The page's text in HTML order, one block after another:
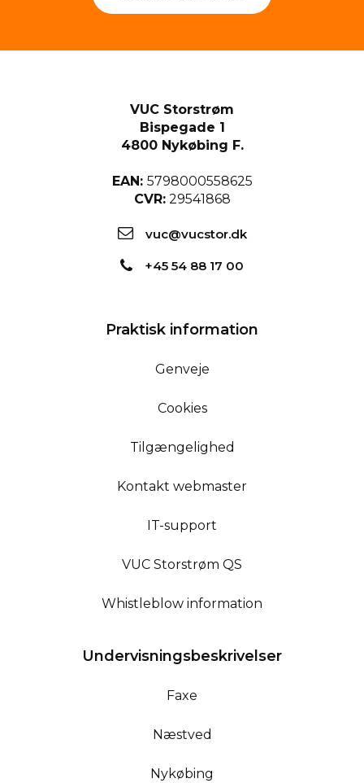
VUC Storstrøm
Bispegade 1
4800 Nykøbing F.
EAN: 5798000558625
CVR:29541868
vuc@vucstor.dk
+45 54 88 17 00
Praktisk information
Genveje
Cookies
Tilgængelighed
Kontakt webmaster
IT-support
VUC Storstrøm QS
Whistleblow information
Undervisningsbeskrivelser
Faxe
Næstved
Nykøbing